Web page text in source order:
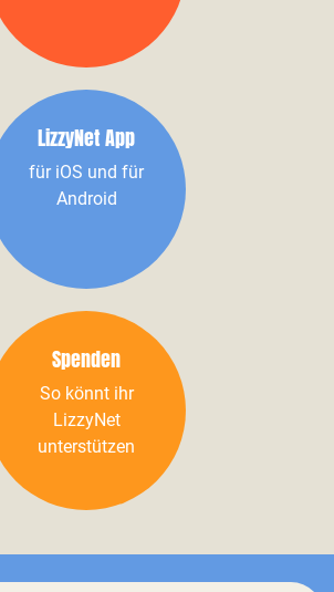
LizzyNet App
für iOS und für
Android
Spenden
So könnt ihr
LizzyNet
unterstützen